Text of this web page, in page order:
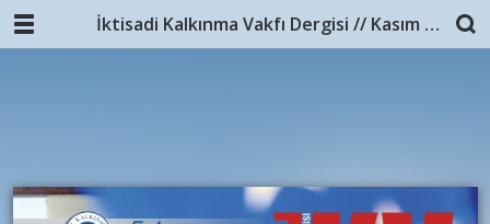
İktisadi Kalkınma Vakfı Dergisi // Kasım 2019